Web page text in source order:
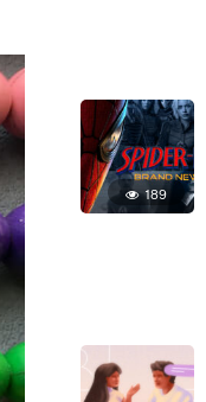
189